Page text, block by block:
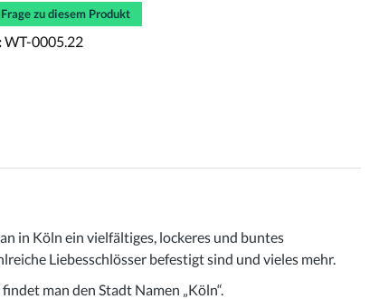
zu diesem Produkt
WT-0005.22
in Köln ein vielfältiges, lockeres und buntes
Liebesschlösser befestigt sind und vieles mehr.
man den Stadt Namen „Köln“.